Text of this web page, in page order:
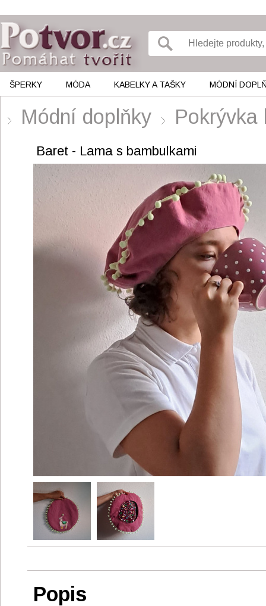
ŠPERKY MÓDA KABELKY A TAŠKY MÓDNÍ
Módní doplňky Pokrývka
Baret - Lama s bambulkami
Popis